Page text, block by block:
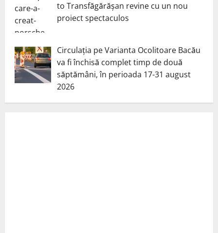
to Transfăgărășan revine cu un nou
proiect spectaculos
Circulația pe Varianta Ocolitoare Bacău
va fi închisă complet timp de două
săptămâni, în perioada 17-31 august
2026